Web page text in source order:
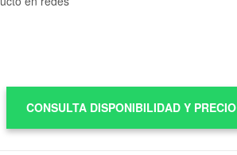
CONSULTA DISPONIBILIDAD Y PRECIO